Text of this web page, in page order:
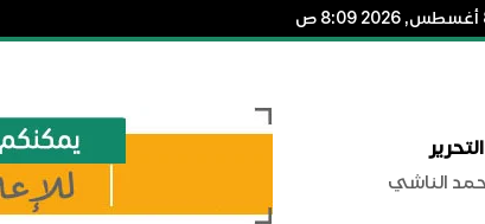
الناشي